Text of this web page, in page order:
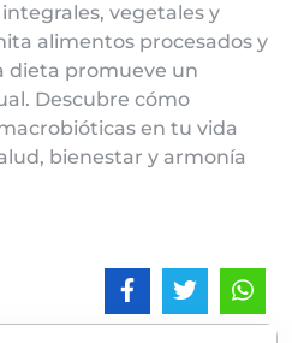
vegetales y
alimentos procesados y
dieta promueve un
Descubre cómo
en tu vida
bienestar y armonía